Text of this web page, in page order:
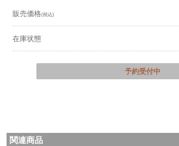
販売価格(税込)
在庫状態
予約受付中
関連商品